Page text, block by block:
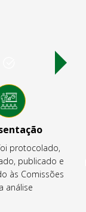
protocolado,
publicado e
às Comissões
análise